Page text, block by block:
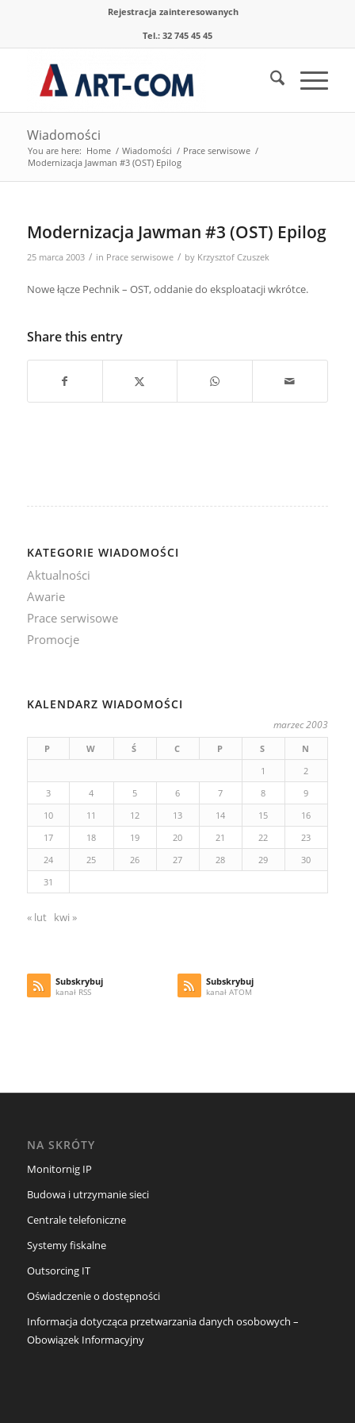
Rejestracja zainteresowanych
Tel.: 32 745 45 45
Wiadomości
You are here: Home / Wiadomości / Prace serwisowe /
Modernizacja Jawman #3 (OST) Epilog
Modernizacja Jawman #3 (OST) Epilog
25 marca 2003 / in Prace serwisowe / by Krzysztof Czuszek
Nowe łącze Pechnik – OST, oddanie do eksploatacji wkrótce.
Share this entry
KATEGORIE WIADOMOŚCI
Aktualności
Awarie
Prace serwisowe
Promocje
KALENDARZ WIADOMOŚCI
marzec 2003
P W Ś C P S
N
1
2
3
4 5 6 7 8
9
10
11 12 13 14 15
16
17
18 19 20 21 22
23
24
25 26 27 28 29
30
31
« lut kwi »
Subskrybuj
kanał RSS
Subskrybuj
kanał ATOM
NA SKRÓTY
Monitornig IP
Budowa i utrzymanie sieci
Centrale telefoniczne
Systemy fiskalne
Outsorcing IT
Oświadczenie o dostępności
Informacja dotycząca przetwarzania danych osobowych –
Obowiązek Informacyjny